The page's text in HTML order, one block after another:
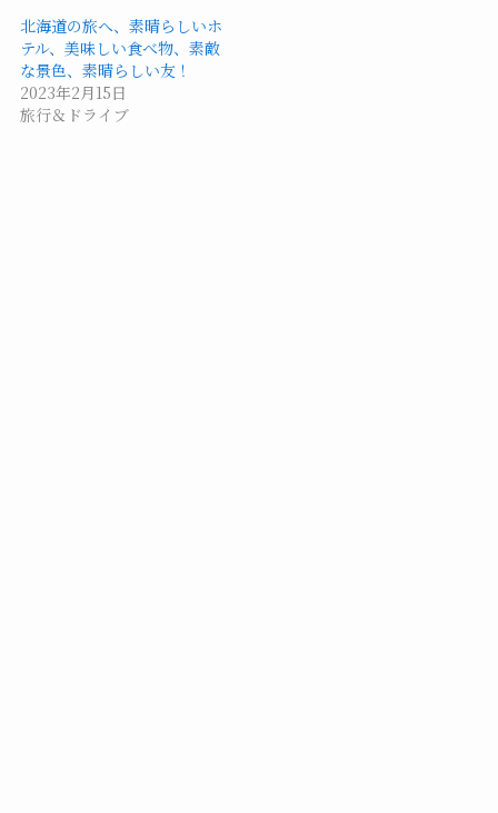
北海道の旅へ、素晴らしいホ
テル、美味しい食べ物、素敵
な景色、素晴らしい友！
2023年2月15日
旅行＆ドライブ